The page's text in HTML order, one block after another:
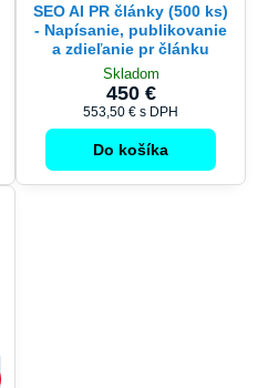
SEO AI PR články (500 ks)
- Napísanie, publikovanie
a zdieľanie pr článku
Skladom
450 €
553,50 € s DPH
Do košíka